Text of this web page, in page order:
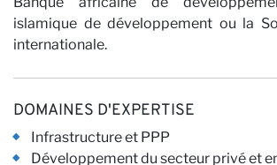
islamique de développement ou la
internationale.
DOMAINES D'EXPERTISE
Infrastructure et PPP
Développement du secteur privé et